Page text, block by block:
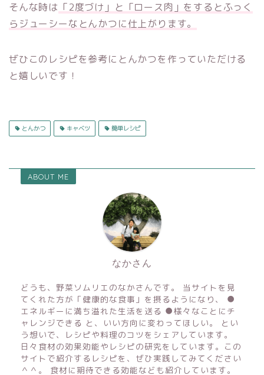
そんな時は 「2度づけ」と「ロース肉」をするとふっく
らジューシーなとんかつに仕上がります。
ぜひこのレシピを参考にとんかつを作っていただける
と嬉しいです！
とんかつ キャベツ 簡単レシピ
ABOUT ME
なかさん
どうも、野菜ソムリエのなかさんです。 当サイトを見
てくれた方が「健康的な食事」を摂るようになり、 ●
エネルギーに満ち溢れた生活を送る ●様々なことにチ
ャレンジできる と、いい方向に変わってほしい。 とい
う想いで、レシピや料理のコツをシェアしています。
日々食材の効果効能やレシピの研究をしています。この
サイトで紹介するレシピを、ぜひ実践してみてください
＾＾。 食材に期待できる効能なども紹介しています。